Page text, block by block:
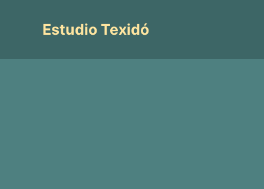
contenidoEstudio Texidó